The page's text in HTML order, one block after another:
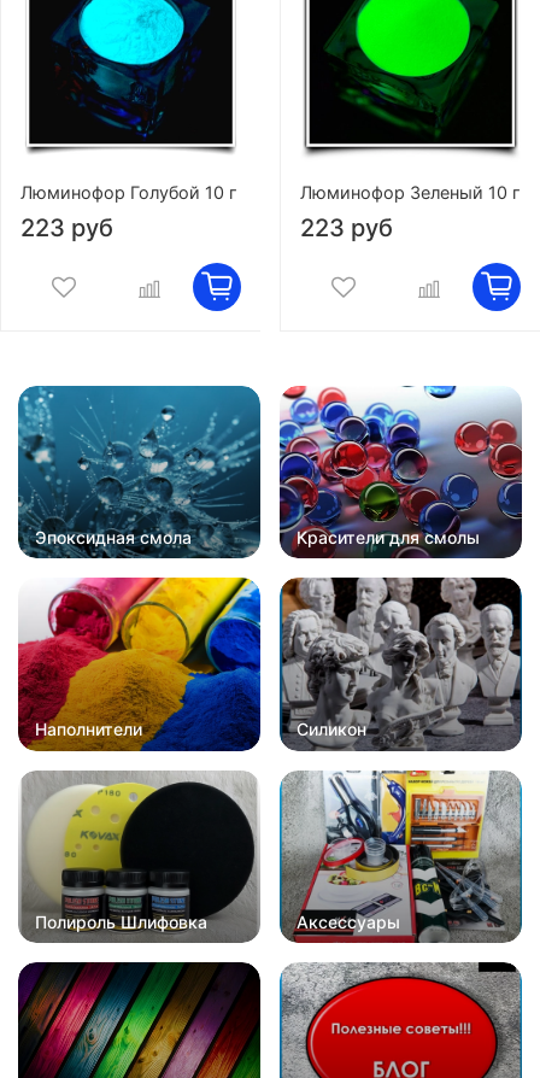
Люминофор Голубой 10 г
223 руб
Люминофор Зеленый 10 г
223 руб
Эпоксидная смола Красители для смолы
Наполнители Силикон
Полироль Шлифовка Аксессуары